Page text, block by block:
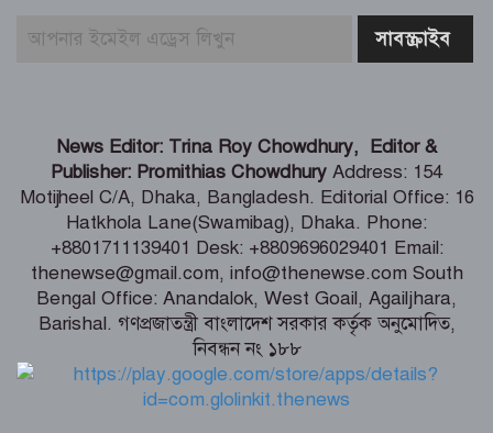
মার্কিন প্রশান্ত মহাসাগরীয় নৌবহর
কমান্ডারের বাংলাদেশ সফর শেষ
ভারতীয় হাইক‌মিশনা‌রের স‌ঙ্গে আইএবিডির
প্রতি‌নি‌ধিদ‌লের সাক্ষাৎ
গ্যাস-বিদ্যুৎ সংকটের জবাব চেয়ে
প্রধানমন্ত্রীর কাছে স্মারকলিপি ১১ দলের
পররাষ্ট্রমন্ত্রীর কা‌ছে ইউএনডিপির আবাসিক
প্রতিনিধির পরিচয়পত্র পেশ
News Editor: Trina Roy Chowdhury, Editor &
Publisher: Promithias Chowdhury Address: 154
Motijheel C/A, Dhaka, Bangladesh. Editorial Office: 16
Hatkhola Lane(Swamibag), Dhaka. Phone:
+8801711139401 Desk: +8809696029401 Email:
thenewse@gmail.com, info@thenewse.com South
Bengal Office: Anandalok, West Goail, Agailjhara,
Barishal. গণপ্রজাতন্ত্রী বাংলাদেশ সরকার কর্তৃক অনুমোদিত,
নিবন্ধন নং ১৮৮